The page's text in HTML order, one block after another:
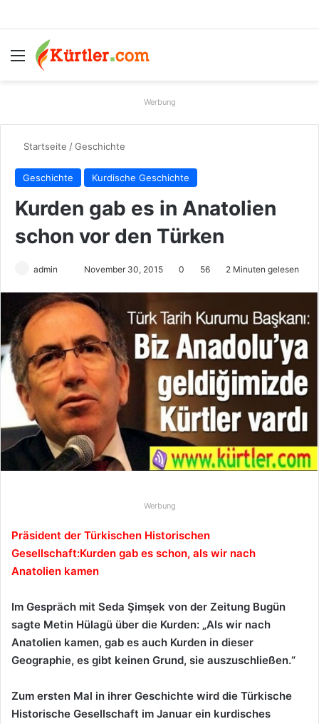
Menü
Werbung
Startseite /Geschichte
Geschichte Kurdische Geschichte
Kurden gab es in Anatolien
schon vor den Türken
admin
n
e
u
s
e
i
n
e
E
i
l
November 30, 2015 0 56 2 Minuten gelesen
Werbung
Präsident der Türkischen Historischen
Gesellschaft:Kurden gab es schon, als wir nach
Anatolien kamen
Im Gespräch mit Seda Şimşek von der Zeitung Bugün
sagte Metin Hülagü über die Kurden: „Als wir nach
Anatolien kamen, gab es auch Kurden in dieser
Geographie, es gibt keinen Grund, sie auszuschließen.“
Zum ersten Mal in ihrer Geschichte wird die Türkische
Historische Gesellschaft im Januar ein kurdisches